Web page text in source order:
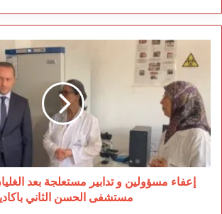
إعفاء
مسؤولين
تدابير
مستعلجة
بعد
الغليان
الشعبي
حول
مستشفى
الحسن
إعفاء مسؤولين و تدابير مستعلجة بعد
مستشفى الحسن الثاني